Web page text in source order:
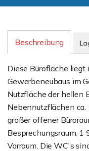
Beschreibung
Diese Bürofläche liegt
Gewerbeneubaus im
Nutzfläche der hellen
Nebennutzflächen ca.
großer offener
Besprechungsraum, 1
Vorraum. Die WC's